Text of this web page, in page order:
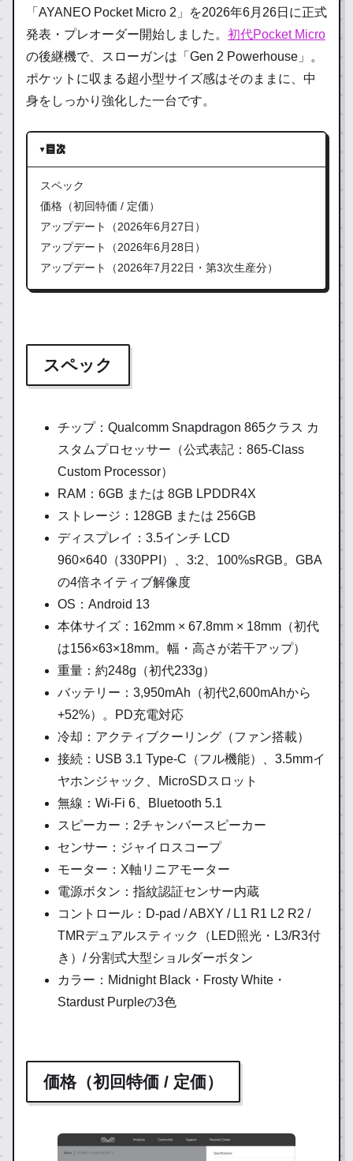
「AYANEO Pocket Micro 2」を2026年6月26日に正式
発表・プレオーダー開始しました。 初代Pocket Micro
の後継機で、スローガンは「Gen 2 Powerhouse」。
ポケットに収まる超小型サイズ感はそのままに、中
身をしっかり強化した一台です。
目次
スペック
価格（初回特価 / 定価）
アップデート（2026年6月27日）
アップデート（2026年6月28日）
アップデート（2026年7月22日・第3次生産分）
スペック
チップ：Qualcomm Snapdragon 865クラス カ
スタムプロセッサー（公式表記：865-Class
Custom Processor）
RAM：6GB または 8GB LPDDR4X
ストレージ：128GB または 256GB
ディスプレイ：3.5インチ LCD
960×640（330PPI）、3:2、100%sRGB。GBA
の4倍ネイティブ解像度
OS：Android 13
本体サイズ：162mm × 67.8mm × 18mm（初代
は156×63×18mm。幅・高さが若干アップ）
重量：約248g（初代233g）
バッテリー：3,950mAh（初代2,600mAhから
+52%）。PD充電対応
冷却：アクティブクーリング（ファン搭載）
接続：USB 3.1 Type-C（フル機能）、3.5mmイ
ヤホンジャック、MicroSDスロット
無線：Wi-Fi 6、Bluetooth 5.1
スピーカー：2チャンバースピーカー
センサー：ジャイロスコープ
モーター：X軸リニアモーター
電源ボタン：指紋認証センサー内蔵
コントロール：D-pad / ABXY / L1 R1 L2 R2 /
TMRデュアルスティック（LED照光・L3/R3付
き）/ 分割式大型ショルダーボタン
カラー：Midnight Black・Frosty White・
Stardust Purpleの3色
価格（初回特価 / 定価）